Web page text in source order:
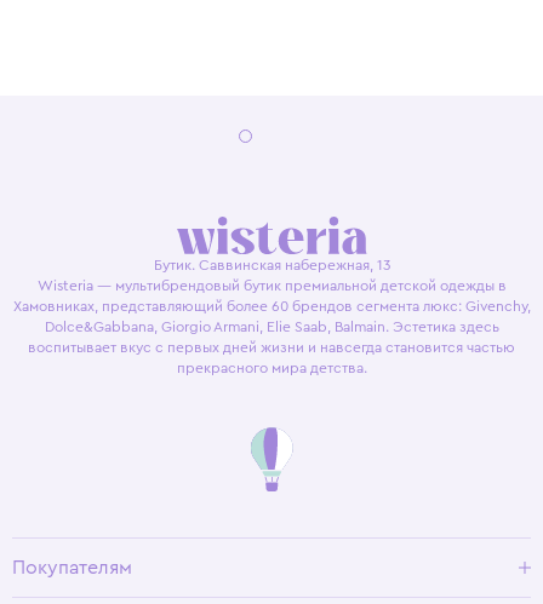
Бутик. Саввинская набережная, 13
Wisteria — мультибрендовый бутик премиальной детской одежды в
Хамовниках, представляющий более 60 брендов сегмента люкс: Givenchy,
Dolce&Gabbana, Giorgio Armani, Elie Saab, Balmain. Эстетика здесь
воспитывает вкус с первых дней жизни и навсегда становится частью
прекрасного мира детства.
Покупателям